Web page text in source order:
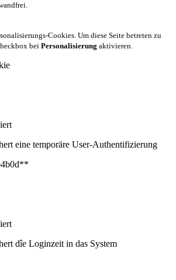
Cookies. Um diese Seite betreten zu
bei Personalisierung aktivieren.
eine temporäre User-Authentifizierung
dîe Loginzeit in das System